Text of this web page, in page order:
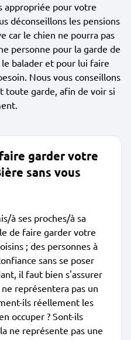
appropriée pour votre
déconseillons les pensions
car le chien ne pourra pas
personne pour la garde de
balader et pour lui faire
Nous vous conseillons
toute garde, afin de voir si
garder votre
sans vous
à ses proches/à sa
de faire garder votre
; des personnes à
sans se poser
il faut bien s'assurer
représentera pas un
ils réellement les
occuper ? Sont-ils
ne représente pas une